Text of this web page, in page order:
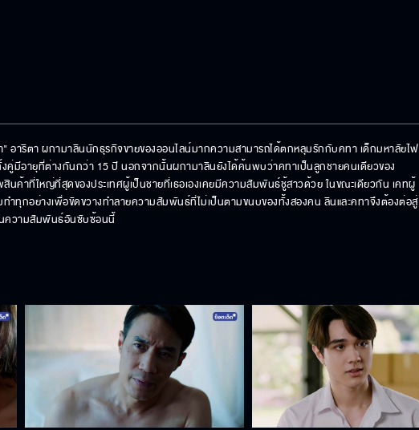
อาริตา ผกามาลินนักธุรกิจขายของออนไลน์มากความสามารถได้ตกหลุมรักกับคทา เด็กมหาลัยไฟ
งคู่มีอายุที่ต่างกันกว่า 15 ปี นอกจากนั้นผกามาลินยังได้ค้นพบว่าคทาเป็นลูกชายคนเดียวของ
นค้าที่ใหญ่ที่สุดของประเทศผู้เป็นชายที่เธอเองเคยมีความสัมพันธ์ชู้สาวด้วย ในขณะเดียวกัน เคทผู้
ทำทุกอย่างเพื่อขัดขวางทำลายความสัมพันธ์ที่ไม่เป็นตามขนบของทั้งสองคน ลินและคทาจึงต้องต่อสู่
ความสัมพันธ์อันซับซ้อนนี้